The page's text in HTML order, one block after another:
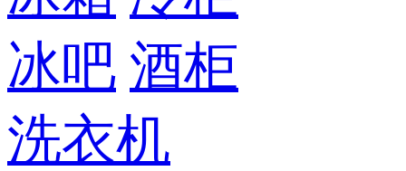
冰吧 酒柜
洗衣机